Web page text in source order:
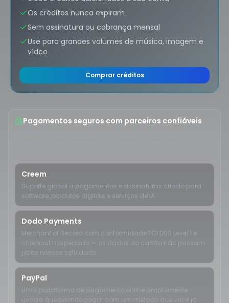
Os créditos nunca expiram
Sem assinatura ou cobrança mensal
Use para grandes volumes de música, imagem e
vídeo
Comprar créditos
Pagamentos seguros com parceiros confiáveis
Creem
Suporte global a pagamentos e assinaturas criado para
software, produtos digitais e serviços de IA.
Dodo Payments
Merchant of Record com conformidade PCI DSS Level 1 e
checkout hospedado — os dados do cartão não passam
pelos nossos servidores.
PayPal
Uma plataforma de pagamento online amplamente
usada que permite pagar com um método que você já